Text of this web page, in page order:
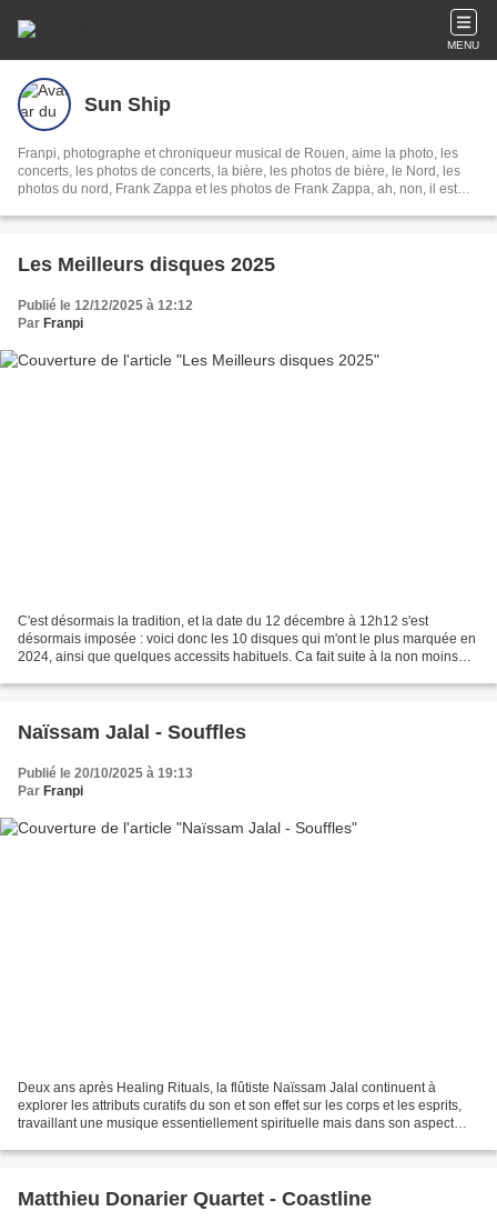
MENU
Sun Ship
Franpi, photographe et chroniqueur musical de Rouen, aime la photo, les
concerts, les photos de concerts, la bière, les photos de bière, le Nord, les
photos du nord, Frank Zappa et les photos de Frank Zappa, ah, non, il est
Les Meilleurs disques 2025
Publié le 12/12/2025 à 12:12
Par Franpi
C'est désormais la tradition, et la date du 12 décembre à 12h12 s'est
désormais imposée : voici donc les 10 disques qui m'ont le plus marquée en
2024, ainsi que quelques accessits habituels. Ca fait suite à la non moins
Naïssam Jalal - Souffles
Publié le 20/10/2025 à 19:13
Par Franpi
Deux ans après Healing Rituals, la flûtiste Naïssam Jalal continuent à
explorer les attributs curatifs du son et son effet sur les corps et les esprits,
travaillant une musique essentiellement spirituelle mais dans son aspect
Matthieu Donarier Quartet - Coastline